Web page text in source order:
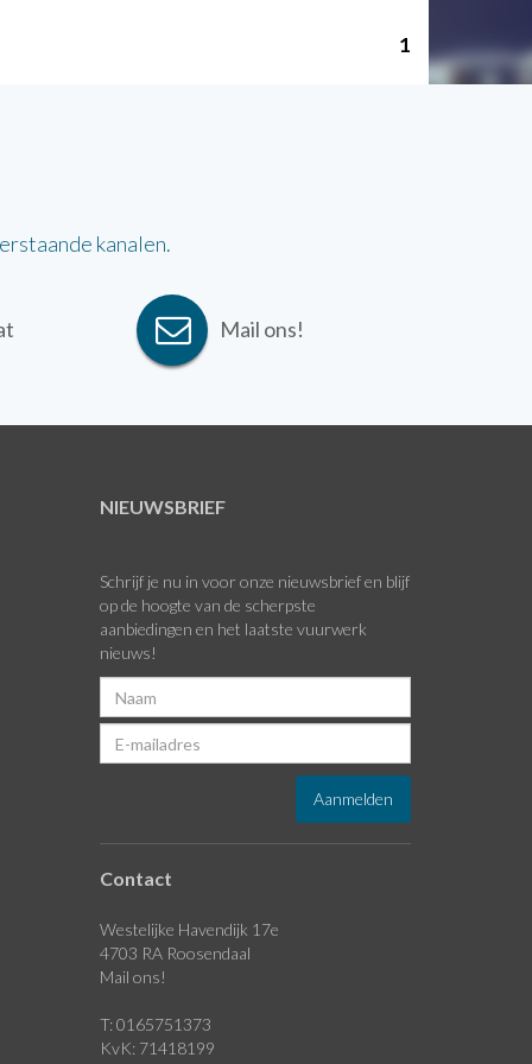
1
kanalen.
Mail ons!
NIEUWSBRIEF
Schrijf je nu in voor onze nieuwsbrief en blijf
op de hoogte van de scherpste
aanbiedingen en het laatste vuurwerk
nieuws!
Contact
Westelijke Havendijk 17e
4703 RA Roosendaal
Mail ons!
T: 0165751373
KvK: 71418199